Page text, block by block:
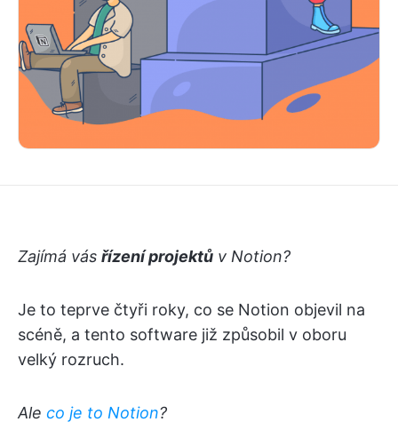
Zajímá vás řízení projektů v Notion?
Je to teprve čtyři roky, co se Notion objevil na
scéně, a tento software již způsobil v oboru
velký rozruch.
Ale co je to Notion?